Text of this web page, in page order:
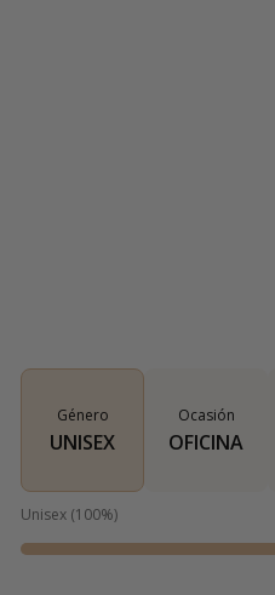
Género
UNISEX
Ocasión
OFICINA
Unisex (100%)